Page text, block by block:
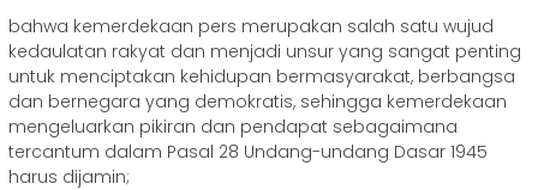
bahwa kemerdekaan pers merupakan salah satu wujud
kedaulatan rakyat dan menjadi unsur yang sangat penting
untuk menciptakan kehidupan bermasyarakat, berbangsa
dan bernegara yang demokratis, sehingga kemerdekaan
mengeluarkan pikiran dan pendapat sebagaimana
tercantum dalam Pasal 28 Undang-undang Dasar 1945
harus dijamin;